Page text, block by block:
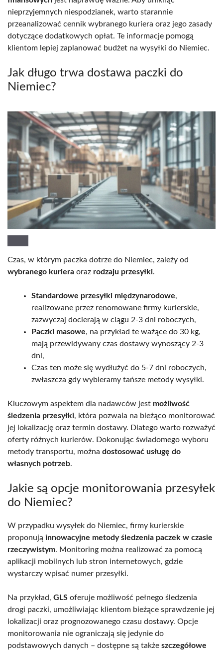
nieprzyjemnych niespodzianek, warto starannie
przeanalizować cennik wybranego kuriera oraz jego zasady
dotyczące dodatkowych opłat. Te informacje pomogą
klientom lepiej zaplanować budżet na wysyłki do Niemiec.
Jak długo trwa dostawa paczki do
Niemiec?
Czas, w którym paczka dotrze do Niemiec, zależy od
wybranego kuriera oraz rodzaju przesyłki.
Standardowe przesyłki międzynarodowe,
realizowane przez renomowane firmy kurierskie,
zazwyczaj docierają w ciągu 2-3 dni roboczych,
Paczki masowe, na przykład te ważące do 30 kg,
mają przewidywany czas dostawy wynoszący 2-3
dni,
Czas ten może się wydłużyć do 5-7 dni roboczych,
zwłaszcza gdy wybieramy tańsze metody wysyłki.
Kluczowym aspektem dla nadawców jest możliwość
śledzenia przesyłki, która pozwala na bieżąco monitorować
jej lokalizację oraz termin dostawy. Dlatego warto rozważyć
oferty różnych kurierów. Dokonując świadomego wyboru
metody transportu, można dostosować usługę do
własnych potrzeb.
Jakie są opcje monitorowania przesyłek
do Niemiec?
W przypadku wysyłek do Niemiec, firmy kurierskie
proponują innowacyjne metody śledzenia paczek w czasie
rzeczywistym. Monitoring można realizować za pomocą
aplikacji mobilnych lub stron internetowych, gdzie
wystarczy wpisać numer przesyłki.
Na przykład, GLS oferuje możliwość pełnego śledzenia
drogi paczki, umożliwiając klientom bieżące sprawdzenie jej
lokalizacji oraz prognozowanego czasu dostawy. Opcje
monitorowania nie ograniczają się jedynie do
podstawowych danych – dostępne są także szczegółowe